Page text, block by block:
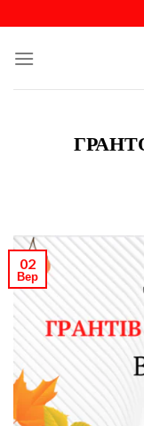
content
02
Вер